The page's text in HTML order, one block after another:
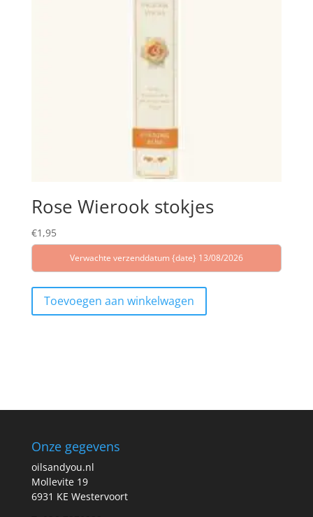
Rose Wierook stokjes
€1,95
Verwachte verzenddatum {date} 13/08/2026
Toevoegen aan winkelwagen
Onze gegevens
oilsandyou.nl
Mollevite 19
6931 KE Westervoort